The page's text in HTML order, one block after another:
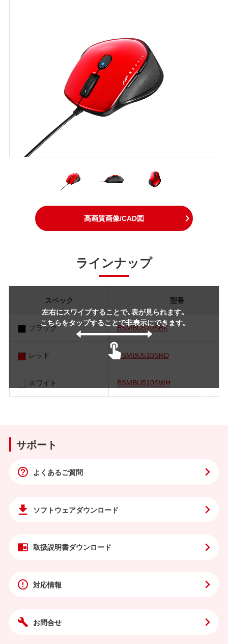
高画質画像/CAD図
ラインナップ
左右にスワイプすることで、表が見られます。
こちらをタップすることで非表示にできます。
スペック 型番
ブラック BSMBU510SBK
レッド BSMBU510SRD
ホワイト BSMBU510SWH
サポート
よくあるご質問
ソフトウェアダウンロード
取扱説明書ダウンロード
対応情報
お問合せ